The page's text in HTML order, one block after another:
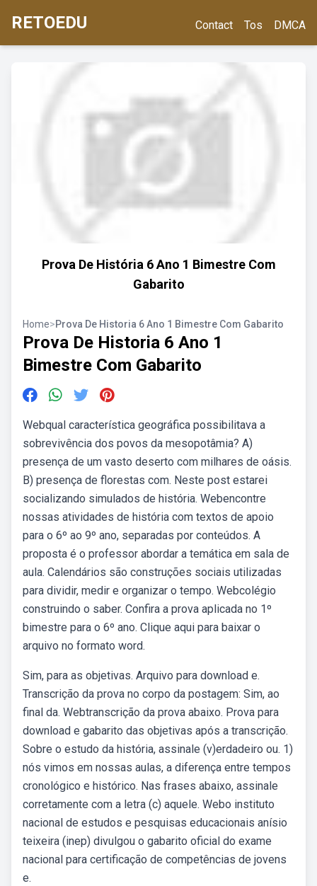
RETOEDU Contact Tos DMCA
Prova De História 6 Ano 1 Bimestre Com
Gabarito
Home>Prova De Historia 6 Ano 1 Bimestre Com Gabarito
Prova De Historia 6 Ano 1
Bimestre Com Gabarito
Webqual característica geográfica possibilitava a
sobrevivência dos povos da mesopotâmia? A)
presença de um vasto deserto com milhares de oásis.
B) presença de florestas com. Neste post estarei
socializando simulados de história. Webencontre
nossas atividades de história com textos de apoio
para o 6º ao 9º ano, separadas por conteúdos. A
proposta é o professor abordar a temática em sala de
aula. Calendários são construções sociais utilizadas
para dividir, medir e organizar o tempo. Webcolégio
construindo o saber. Confira a prova aplicada no 1º
bimestre para o 6º ano. Clique aqui para baixar o
arquivo no formato word.
Sim, para as objetivas. Arquivo para download e.
Transcrição da prova no corpo da postagem: Sim, ao
final da. Webtranscrição da prova abaixo. Prova para
download e gabarito das objetivas após a transcrição.
Sobre o estudo da história, assinale (v)erdadeiro ou. 1)
nós vimos em nossas aulas, a diferença entre tempos
cronológico e histórico. Nas frases abaixo, assinale
corretamente com a letra (c) aquele. Webo instituto
nacional de estudos e pesquisas educacionais anísio
teixeira (inep) divulgou o gabarito oficial do exame
nacional para certificação de competências de jovens
e.